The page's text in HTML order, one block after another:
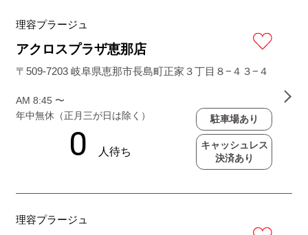
理容プラージュ
アクロスプラザ恵那店
〒509-7203 岐阜県恵那市長島町正家３丁目８−４３−４
AM 8:45 〜
年中無休（正月三が日は除く）
駐車場あり
キャッシュレス
決済あり
理容プラージュ